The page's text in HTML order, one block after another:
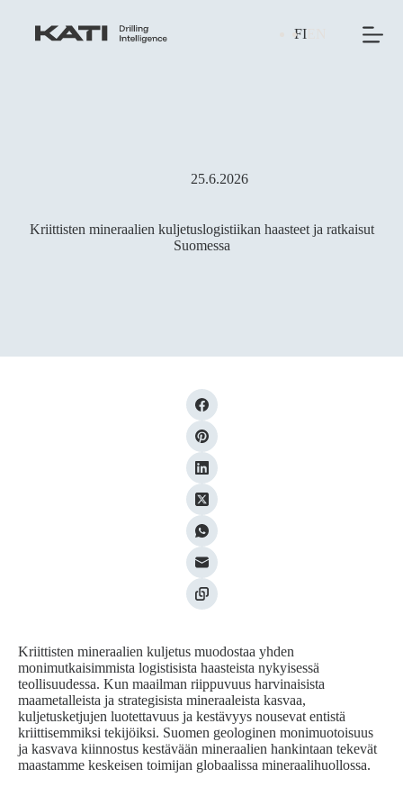
content
FIEN
25.6.2026
Kriittisten mineraalien kuljetuslogistiikan haasteet ja ratkaisut
Suomessa
Kriittisten mineraalien kuljetus muodostaa yhden
monimutkaisimmista logistisista haasteista nykyisessä
teollisuudessa. Kun maailman riippuvuus harvinaisista
maametalleista ja strategisista mineraaleista kasvaa,
kuljetusketjujen luotettavuus ja kestävyys nousevat entistä
kriittisemmiksi tekijöiksi. Suomen geologinen monimuotoisuus
ja kasvava kiinnostus kestävään mineraalien hankintaan tekevät
maastamme keskeisen toimijan globaalissa mineraalihuollossa.